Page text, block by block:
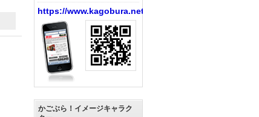
https://www.kagobura.net/
かごぶら！イメージキャラク